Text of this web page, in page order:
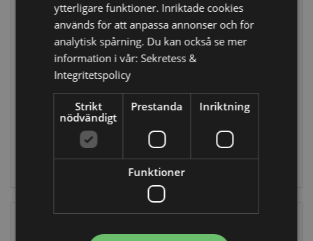
Space Cadet
Rymd
Dragskoväska i
Tyg
BAG220
465 i lager
Space Cadet
MB268
62 i lager
ytterligare funktioner. Inriktade cookies
används för att anpassa annonser och för
analytisk spårning. Du kan också se mer
information i vår: Sekretess &
Integritetspolicy
Strikt
nödvändigt
Prestanda Inriktning
Funktioner